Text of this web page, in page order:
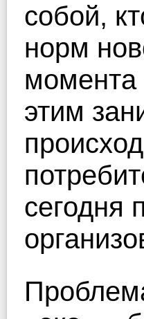
собой,
норм
момента
этим
сегодня